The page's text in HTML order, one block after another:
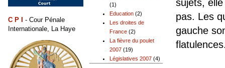
sujets,
pas. Les
gauche
(1)
Education (2)
Les droites de
France (2)
La fièvre du poulet
2007 (19)
Législatives 2007 (4)
C P I
- Cour Pénale
Internationale, La Haye